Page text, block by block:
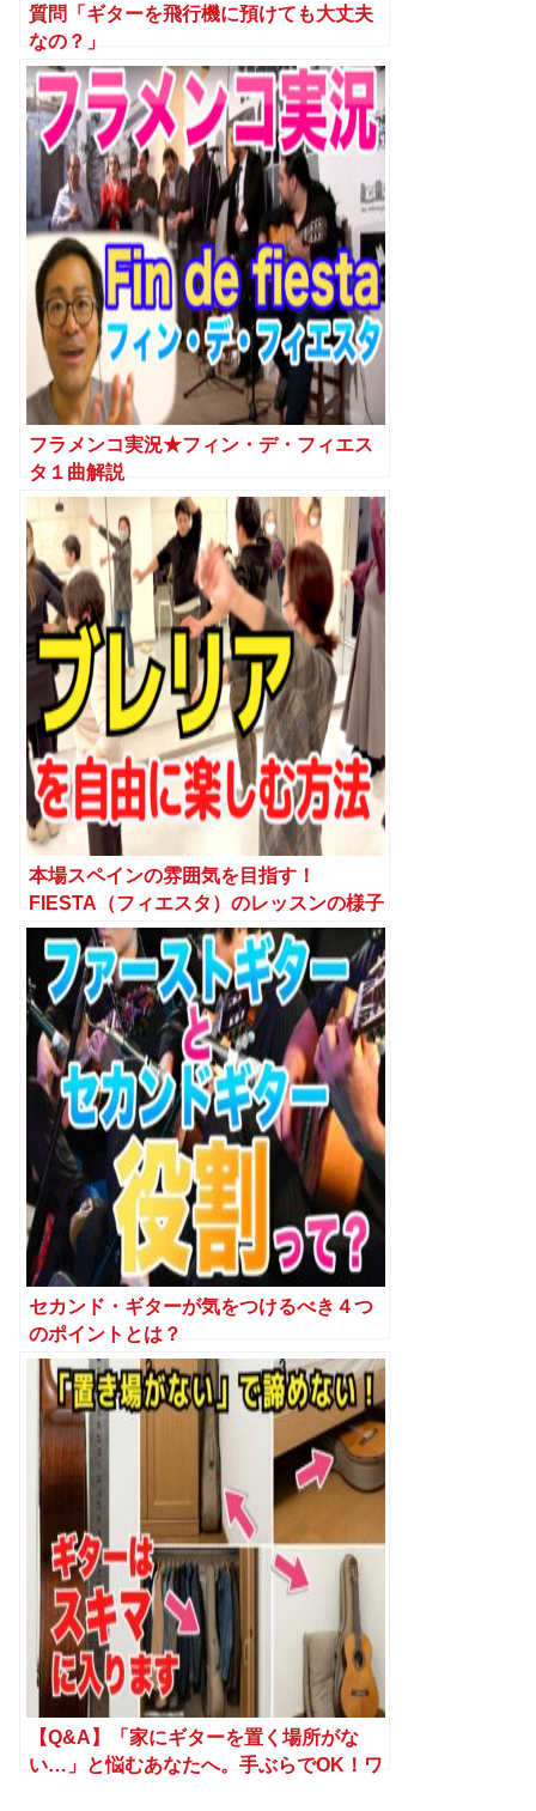
質問「ギターを飛行機に預けても大丈夫
なの？」
フラメンコ実況★フィン・デ・フィエス
タ１曲解説
本場スペインの雰囲気を目指す！
FIESTA（フィエスタ）のレッスンの様子
を大公開！
セカンド・ギターが気をつけるべき４つ
のポイントとは？
【Q&A】「家にギターを置く場所がな
い…」と悩むあなたへ。手ぶらでOK！ワ